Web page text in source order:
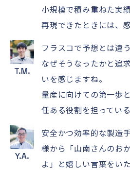
小規模で積み重ねた実
再現できたときには、
T.M.
フラスコで予想とは違
なぜそうなったかと追
いを感じますね。
量産に向けての第一歩
任ある役割を担ってい
Y.A.
安全かつ効率的な製造
様から「山南さんのお
よ」と嬉しい言葉をい